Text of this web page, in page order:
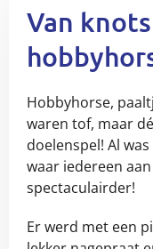
Van
Hobbyhorse,
waren tof, maar
doelenspel! Al
waar iedereen
spectaculairder!
Er werd met een